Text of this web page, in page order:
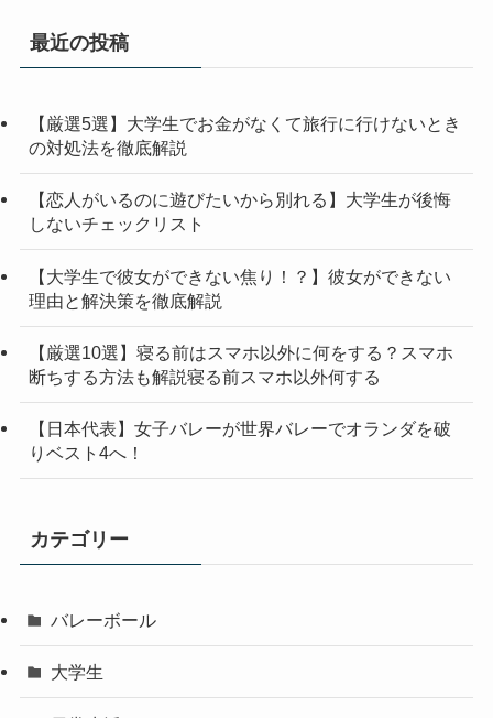
最近の投稿
【厳選5選】大学生でお金がなくて旅行に行けないとき
の対処法を徹底解説
【恋人がいるのに遊びたいから別れる】大学生が後悔
しないチェックリスト
【大学生で彼女ができない焦り！？】彼女ができない
理由と解決策を徹底解説
【厳選10選】寝る前はスマホ以外に何をする？スマホ
断ちする方法も解説寝る前スマホ以外何する
【日本代表】女子バレーが世界バレーでオランダを破
りベスト4へ！
カテゴリー
バレーボール
大学生